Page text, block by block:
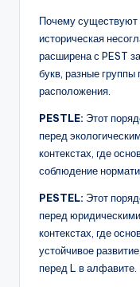
Почему существуют
историческая
расширена с PEST
букв, разные
расположения.
PESTLE: Этот
перед
контекстах, где
соблюдение
PESTEL: Этот
перед
контекстах, где
устойчивое
перед L в алфавите.